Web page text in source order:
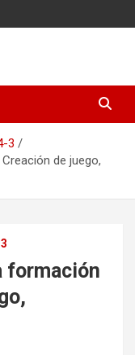
3
de juego,
formación